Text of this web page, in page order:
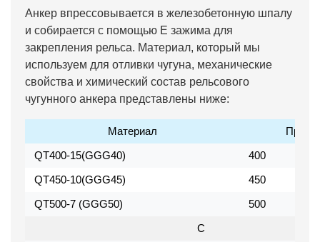
Анкер впрессовывается в железобетонную шпалу
и собирается с помощью E зажима для
закрепления рельса. Материал, который мы
используем для отливки чугуна, механические
свойства и химический состав рельсового
чугунного анкера представлены ниже:
Материал
QT400-15(GGG40)
400
QT450-10(GGG45)
450
QT500-7 (GGG50)
500
C